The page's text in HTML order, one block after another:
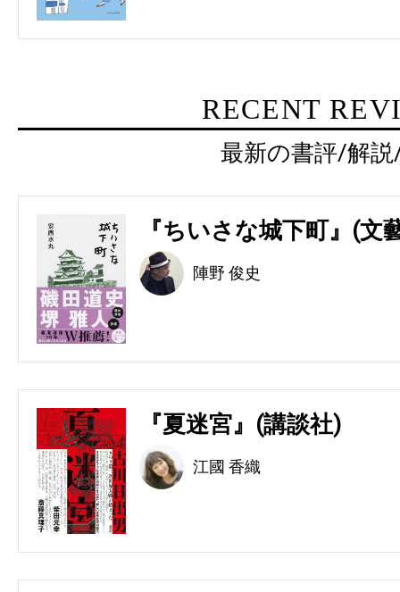
RECENT
最新の書評/解
『ちいさな城下町』(文
陣野 俊史
『夏迷宮』(講談社)
江國 香織